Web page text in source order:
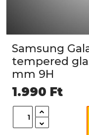
Samsung
tempered
mm 9H
1.990 Ft